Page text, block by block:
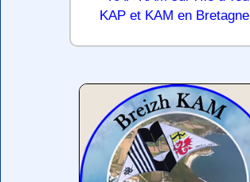
KAP et KAM en Bretagne